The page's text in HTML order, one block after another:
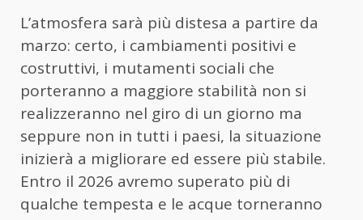
L’atmosfera sarà più distesa a partire da
marzo: certo, i cambiamenti positivi e
costruttivi, i mutamenti sociali che
porteranno a maggiore stabilità non si
realizzeranno nel giro di un giorno ma
seppure non in tutti i paesi, la situazione
inizierà a migliorare ed essere più stabile.
Entro il 2026 avremo superato più di
qualche tempesta e le acque torneranno